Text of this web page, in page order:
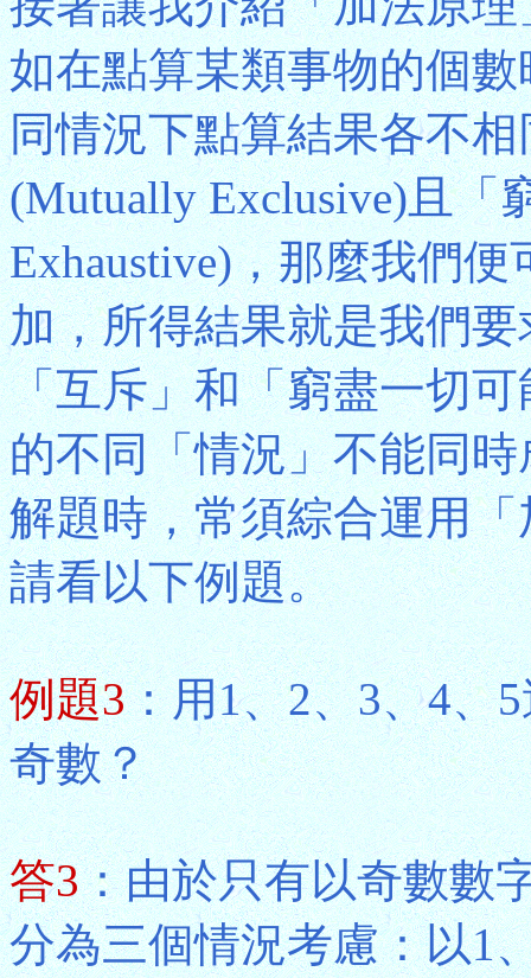
如在點算某類事物的個
同情況下點算結果各不
(Mutually Exclusive)且「
Exhaustive)，那麼我們
加，所得結果就是我們
「互斥」和「窮盡一切
的不同「情況」不能同
解題時，常須綜合運用
請看以下例題。
例題3：用1、2、3、4、
奇數？
答3：由於只有以奇數數
分為三個情況考慮：以1